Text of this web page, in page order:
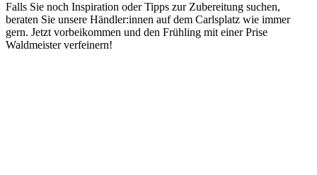
Falls Sie noch Inspiration oder Tipps zur Zubereitung suchen,
beraten Sie unsere Händler:innen auf dem Carlsplatz wie immer
gern. Jetzt vorbeikommen und den Frühling mit einer Prise
Waldmeister verfeinern!